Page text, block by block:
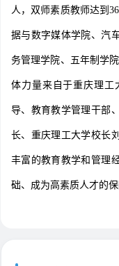
人，双师素质教师达到
据与数字媒体学院、汽
务管理学院、五年制学
体力量来自于重庆理工
导、教育教学管理干部
长、重庆理工大学校长
丰富的教育教学和管理
础、成为高素质人才的保